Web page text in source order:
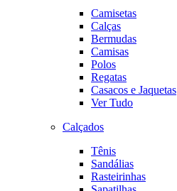
Camisetas
Calças
Bermudas
Camisas
Polos
Regatas
Casacos e Jaquetas
Ver Tudo
Calçados
Tênis
Sandálias
Rasteirinhas